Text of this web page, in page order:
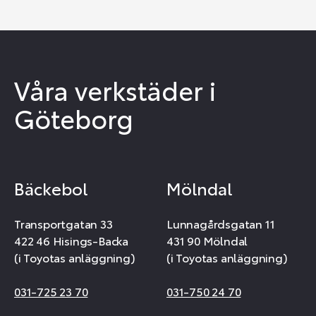
Våra verkstäder i
Göteborg
Bäckebol
Transportgatan 33
422 46 Hisings-Backa
(i Toyotas anläggning)
031-725 23 70
Mölndal
Lunnagårdsgatan 11
431 90 Mölndal
(i Toyotas anläggning)
031-750 24 70